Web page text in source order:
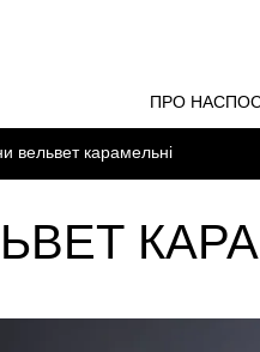
ПРО НАС
вельвет карамельні